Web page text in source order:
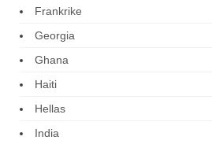
Frankrike
Georgia
Ghana
Haiti
Hellas
India